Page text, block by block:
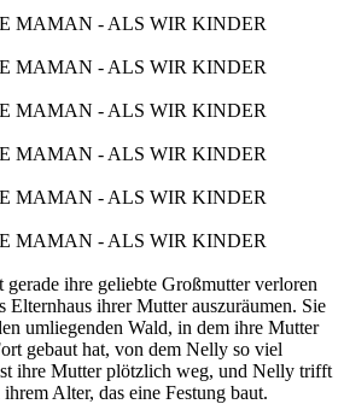
ihre geliebte Großmutter verloren
Elternhaus ihrer Mutter auszuräumen. Sie
umliegenden Wald, in dem ihre Mutter
gebaut hat, von dem Nelly so viel
ihre Mutter plötzlich weg, und Nelly trifft
Alter, das eine Festung baut.